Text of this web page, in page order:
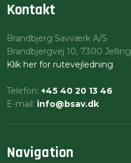
Kontakt
Brandbjerg Savværk A/S​
​Brandbjergvej 10, 7300 Jelling
Klik her for rutevejledning
Telefon: +45 40 20 13 46
E-mail: info@bsav.dk
Navigation​